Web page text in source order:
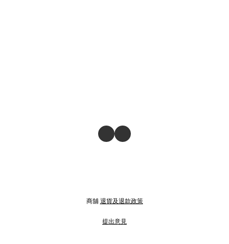
商舖 退貨及退款政策
提出意見